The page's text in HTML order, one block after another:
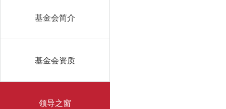
基金会简介
基金会资质
领导之窗